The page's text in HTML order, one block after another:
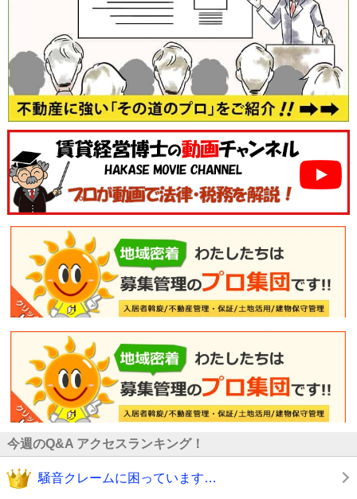
今週のQ&A アクセスランキング！
騒音クレームに困っています…